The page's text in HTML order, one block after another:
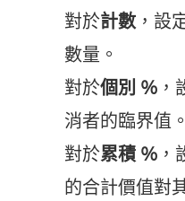
對於計數，設
數量。
對於個別 %
消者的臨界值。
對於累積 %
的合計價值對